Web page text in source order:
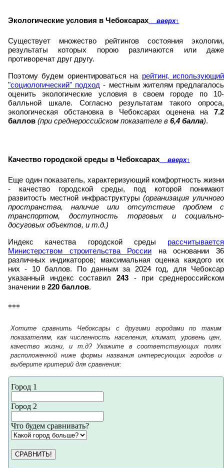
Экологические условия в Чебоксарах вверх↑
Существует множество рейтингов состояния экологии,
результаты которых порою различаются или даже
противоречат друг другу.
Поэтому будем ориентироваться на рейтинг, использующий
"социологический" подход - местным жителям предлагалось
оценить экологические условия в своем городе по 10-
балльной шкале. Согласно результатам такого опроса,
экологическая обстановка в Чебоксарах оценена на 7.2
баллов (при среднероссийском показателе в 6,4 балла).
Качество городской среды в Чебоксарах вверх↑
Еще один показатель, характеризующий комфортность жизни
- качество городской среды, под которой понимают
развитость местной инфраструктуры(организация уличного
пространства, наличие или отсутствие проблем с
транспортом, доступность торговых и социально-
досуговых объектов, и т.д.)
Индекс качества городской среды рассчитывается
Министерством строительства России на основании 36
различных индикаторов; максимальная оценка каждого их
них - 10 баллов. По данным за 2024 год, для Чебоксар
указанный индекс составил 243 - при среднероссийском
значении в 220 баллов.
***
Хотите сравнить Чебоксары с другими городами по таким
показателям, как численность населения, климат, уровень цен,
качество жизни, и т.д? Укажите в соответствующих полях
расположенной ниже формы названия интересующих городов и
выберите критерий для сравнения:
Город 1
Город 2
Что будем сравнивать?
СРАВНИТЬ!